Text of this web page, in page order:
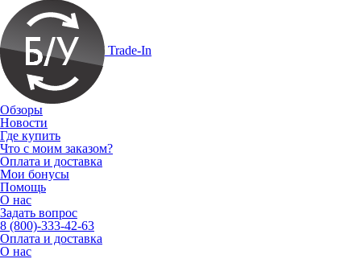
Trade-In
Обзоры
Новости
Где купить
Что с моим заказом?
Оплата и доставка
Мои бонусы
Помощь
О нас
Задать вопрос
8 (800)-333-42-63
Оплата и доставка
О нас